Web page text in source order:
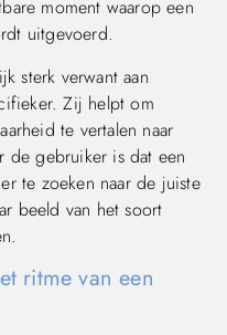
moment waarop een
uitgevoerd.
sterk verwant aan
Zij helpt om
te vertalen naar
de gebruiker is dat een
te zoeken naar de juiste
beeld van het soort
ritme van een